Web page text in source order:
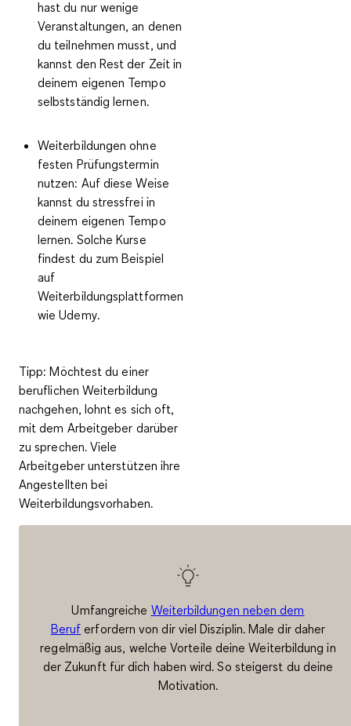
hast du nur wenige
Veranstaltungen, an denen
du teilnehmen musst, und
kannst den Rest der Zeit in
deinem eigenen Tempo
selbstständig lernen.
Weiterbildungen ohne
festen Prüfungstermin
nutzen: Auf diese Weise
kannst du stressfrei in
deinem eigenen Tempo
lernen. Solche Kurse
findest du zum Beispiel
auf
Weiterbildungsplattformen
wie Udemy.
Tipp: Möchtest du einer
beruflichen Weiterbildung
nachgehen, lohnt es sich oft,
mit dem Arbeitgeber darüber
zu sprechen. Viele
Arbeitgeber unterstützen ihre
Angestellten bei
Weiterbildungsvorhaben.
Umfangreiche Weiterbildungen neben dem
Beruf erfordern von dir viel Disziplin. Male dir daher
regelmäßig aus, welche Vorteile deine Weiterbildung in
der Zukunft für dich haben wird. So steigerst du deine
Motivation.